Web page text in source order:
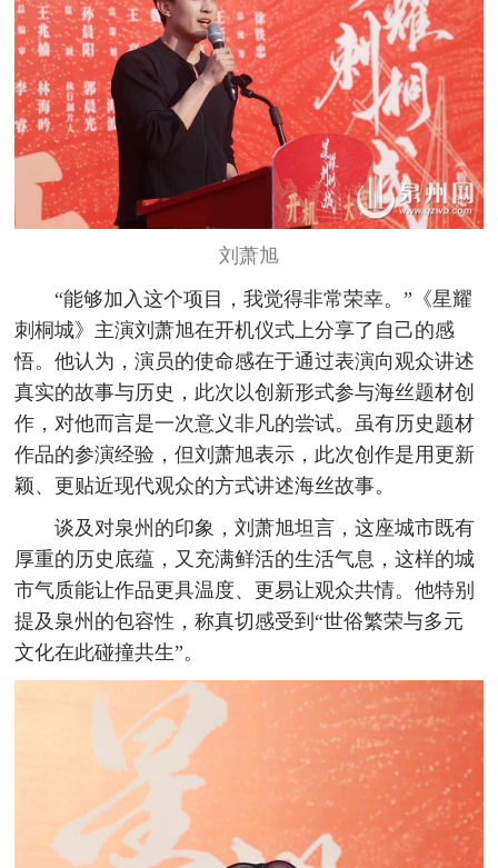
刘萧旭
“能够加入这个项目，我觉得非常荣幸。”《星耀
刺桐城》主演刘萧旭在开机仪式上分享了自己的感
悟。他认为，演员的使命感在于通过表演向观众讲述
真实的故事与历史，此次以创新形式参与海丝题材创
作，对他而言是一次意义非凡的尝试。虽有历史题材
作品的参演经验，但刘萧旭表示，此次创作是用更新
颖、更贴近现代观众的方式讲述海丝故事。
谈及对泉州的印象，刘萧旭坦言，这座城市既有
厚重的历史底蕴，又充满鲜活的生活气息，这样的城
市气质能让作品更具温度、更易让观众共情。他特别
提及泉州的包容性，称真切感受到“世俗繁荣与多元
文化在此碰撞共生”。